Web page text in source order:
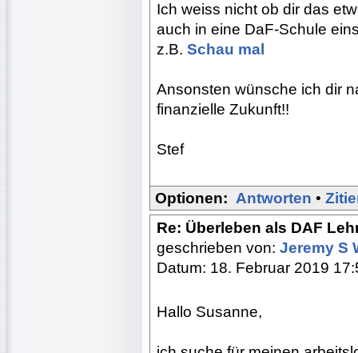
Ich weiss nicht ob dir das
auch in eine DaF-Schule
z.B. Schau mal
Ansonsten wünsche ich dir
finanzielle Zukunft!!
Stef
Optionen: Antworten •
Re: Überleben als DAF
geschrieben von: Jeremy S
Datum: 18. Februar 2019
Hallo Susanne,